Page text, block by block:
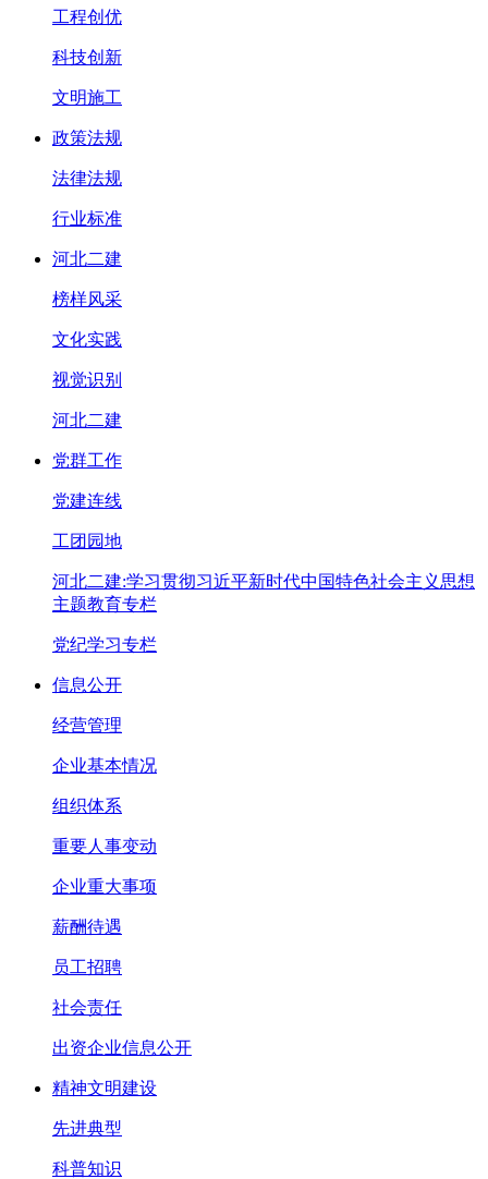
工程创优
科技创新
文明施工
政策法规
法律法规
行业标准
河北二建
榜样风采
文化实践
视觉识别
河北二建
党群工作
党建连线
工团园地
河北二建:学习贯彻习近平新时代中国特色社会主义思想
主题教育专栏
党纪学习专栏
信息公开
经营管理
企业基本情况
组织体系
重要人事变动
企业重大事项
薪酬待遇
员工招聘
社会责任
出资企业信息公开
精神文明建设
先进典型
科普知识